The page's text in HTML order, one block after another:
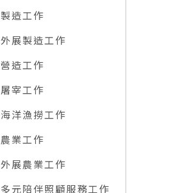
製造工作
外展製造工作
營造工作
屠宰工作
海洋漁撈工作
農業工作
外展農業工作
多元陪伴照顧服務工作